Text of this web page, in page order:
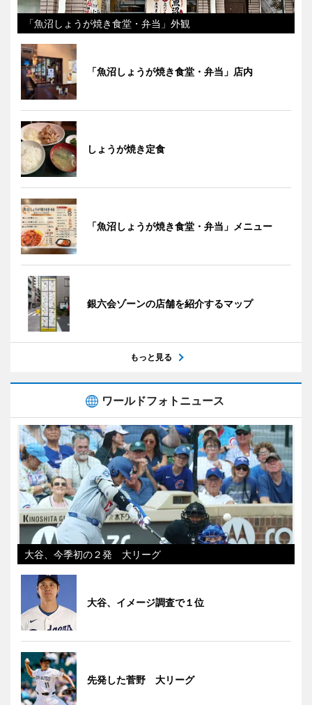
「魚沼しょうが焼き食堂・弁当」外観
「魚沼しょうが焼き食堂・弁当」店内
しょうが焼き定食
「魚沼しょうが焼き食堂・弁当」メニュー
銀六会ゾーンの店舗を紹介するマップ
もっと見る
ワールドフォトニュース
大谷、今季初の２発 大リーグ
大谷、イメージ調査で１位
先発した菅野 大リーグ